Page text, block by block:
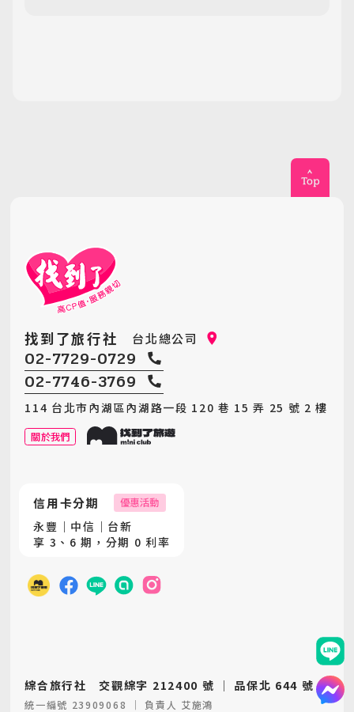
找到了旅行社 台北總公司
02-7729-0729
02-7746-3769
114 台北市內湖區內湖路一段 120 巷 15 弄 25 號 2 樓
關於我們
信用卡分期 優惠活動
永豐｜中信｜台新
享 3、6 期，分期 0 利率
綜合旅行社 交觀綜字 212400 號 │ 品保北 644 號
統一編號 23909068 │ 負責人 艾施鴻